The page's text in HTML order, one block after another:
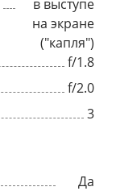
в выступе
на экране
("капля")
f/1.8
f/2.0
3
Да